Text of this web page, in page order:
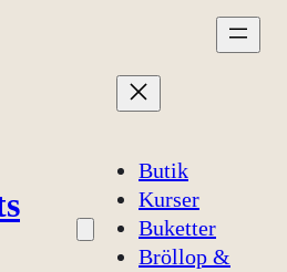
Butik
Kurser
Buketter
Bröllop &